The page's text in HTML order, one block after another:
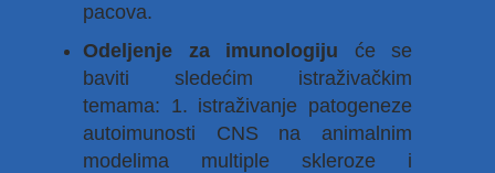
pacova.
Odeljenje za imunologiju će se
baviti sledećim istraživačkim
temama: 1. istraživanje patogeneze
autoimunosti CNS na animalnim
modelima multiple skleroze i